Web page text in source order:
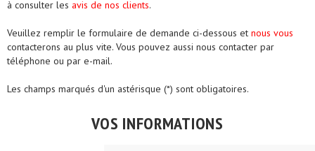
à consulter les avis de nos clients.
Veuillez remplir le formulaire de demande ci-dessous et nous vous
contacterons au plus vite. Vous pouvez aussi nous contacter par
téléphone ou par e-mail.
Les champs marqués d'un astérisque (*) sont obligatoires.
VOS INFORMATIONS